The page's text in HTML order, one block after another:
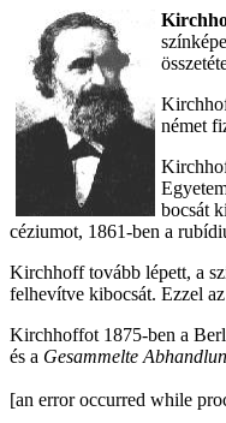
német
bocsát
céziumot, 1861-ben a
Kirchhoff tovább lépett, a
felhevítve kibocsát. Ezzel
Kirchhoffot 1875-ben a
és a Gesammelte
[an error occurred while